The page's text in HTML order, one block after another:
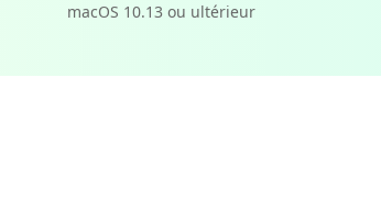
macOS 10.13 ou ultérieur